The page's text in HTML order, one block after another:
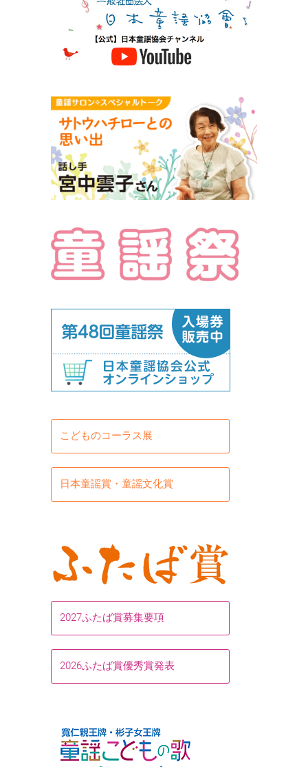
こどものコーラス展
日本童謡賞・童謡文化賞
2027ふたば賞募集要項
2026ふたば賞優秀賞発表